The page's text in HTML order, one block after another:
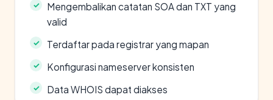
Mengembalikan catatan SOA dan TXT yang
valid
Terdaftar pada registrar yang mapan
Konfigurasi nameserver konsisten
Data WHOIS dapat diakses